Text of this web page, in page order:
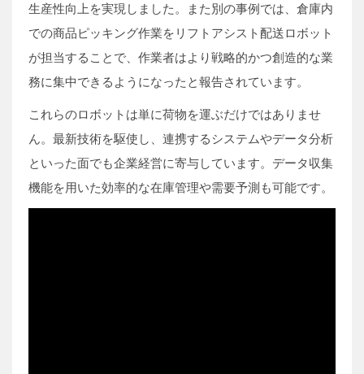
生産性向上を実現しました。また別の事例では、倉庫内
での商品ピッキング作業をリフトアシスト配送ロボット
が担当することで、作業者はより戦略的かつ創造的な業
務に集中できるようになったと報告されています。
これらのロボットは単に荷物を運ぶだけではありませ
ん。最新技術を駆使し、連携するシステムやデータ分析
といった面でも企業経営に寄与しています。データ収集
機能を用いた効率的な在庫管理や需要予測も可能です。